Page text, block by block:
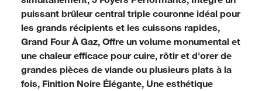
puissant brûleur central triple couronne idéal pour
les grands récipients et les cuissons rapides,
Grand Four À Gaz, Offre un volume monumental et
une chaleur efficace pour cuire, rôtir et d'orer de
grandes pièces de viande ou plusieurs plats à la
fois, Finition Noire Élégante, Une esthétique